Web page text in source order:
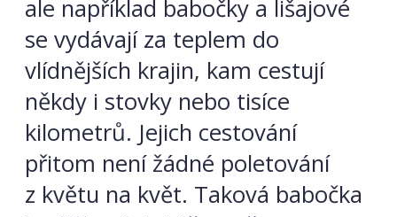
ale například babočky a lišajové
se vydávají za teplem do
vlídnějších krajin, kam cestují
někdy i stovky nebo tisíce
kilometrů. Jejich cestování
přitom není žádné poletování
z květu na květ. Taková babočka